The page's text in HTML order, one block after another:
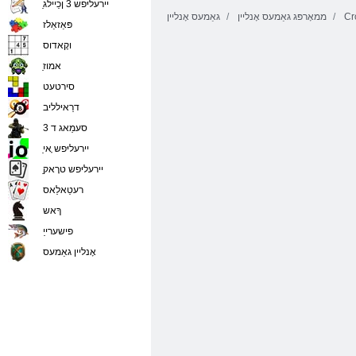
גאַמעס אָנליין ממאָרפּג גאַמעס אָנליין
ַיירעליּפש 3 ןכַיילג
פּאַזאַלז
וקָאדוס
ַאמוז
סירטעט
דרַאילליב
סעמַאג ד 3
ַיירעליּפש ָאי
ַיירעליּפש טרָאק
רעטַאלַאס
ךָאש
פישערייַ
אָנליין גאַמעס